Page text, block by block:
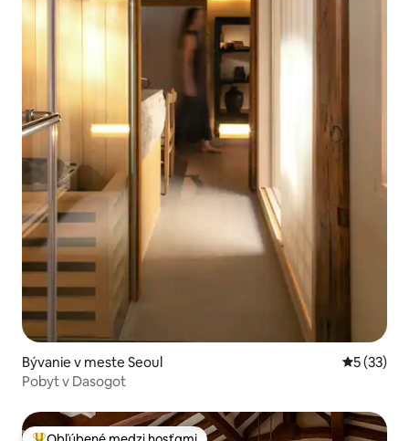
Bývanie v meste Seoul
5 (33)
Pobyt v Dasogot